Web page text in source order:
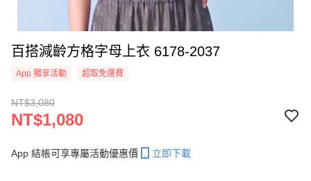
百搭減齡方格字母上衣 6178-2037
App 獨享活動 超取免運費
NT$3,080
NT$1,080
App 結帳可享專屬活動優惠價 立即下載